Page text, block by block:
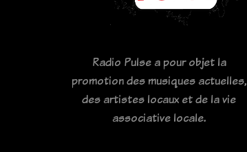
Radio Pulse a pour objet la
promotion des musiques actuelles,
des artistes locaux et de la vie
associative locale.